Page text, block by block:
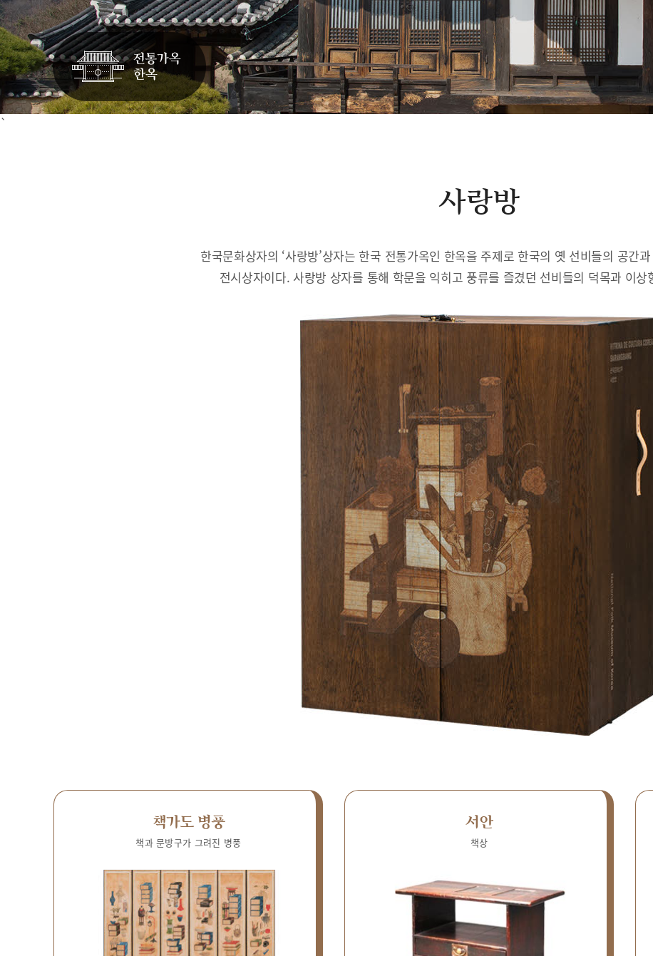
`
사랑방
한국문화상자의 ‘사랑방’상자는 한국 전통가옥인 한옥을 주제로 한국의 옛 선비들의 공간
전시상자이다. 사랑방 상자를 통해 학문을 익히고 풍류를 즐겼던 선비들의 덕목과 이상
책가도 병풍
책과 문방구가 그려진 병풍
서안
책상